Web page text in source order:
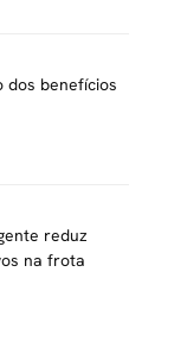
dos benefícios
reduz
na frota